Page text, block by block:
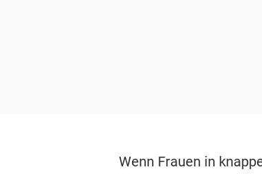
Wenn Frauen in